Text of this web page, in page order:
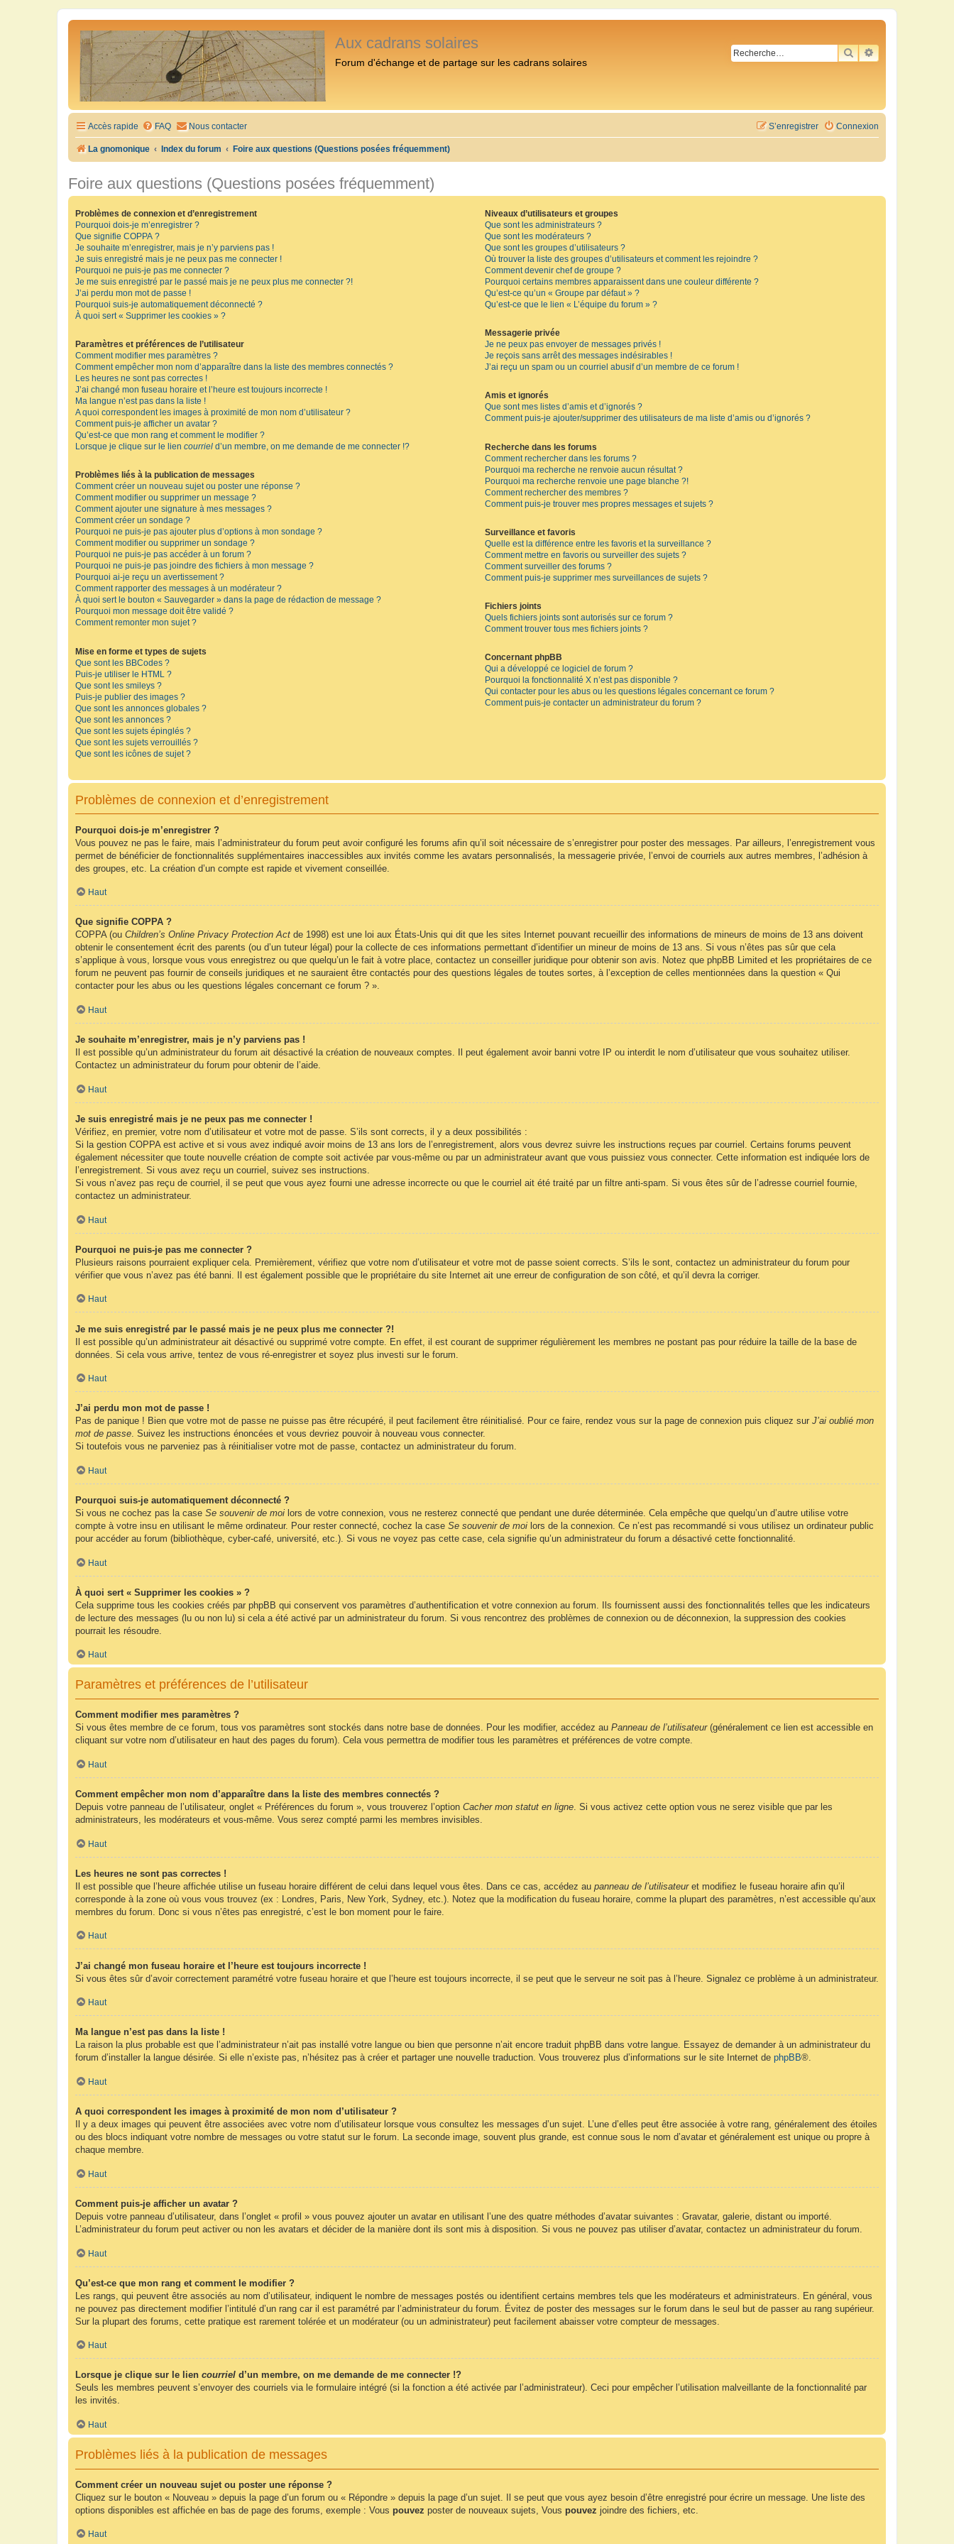
Aux cadrans solaires
Forum d'échange et de partage sur les cadrans solaires
RECHERCHER
RECHERCHE
Accès rapide FAQ Nous contacter Connexion
S’enregistrer
La gnomonique Index du forum Foire aux questions (Questions posées fréquemment)
Foire aux questions (Questions posées fréquemment)
Problèmes de connexion et d’enregistrement
Pourquoi dois-je m’enregistrer ?
Que signifie COPPA ?
Je souhaite m’enregistrer, mais je n’y parviens pas !
Je suis enregistré mais je ne peux pas me connecter !
Pourquoi ne puis-je pas me connecter ?
Je me suis enregistré par le passé mais je ne peux plus me connecter ?!
J’ai perdu mon mot de passe !
Pourquoi suis-je automatiquement déconnecté ?
À quoi sert « Supprimer les cookies » ?
Paramètres et préférences de l’utilisateur
Comment modifier mes paramètres ?
Comment empêcher mon nom d’apparaître dans la liste des membres connectés ?
Les heures ne sont pas correctes !
J’ai changé mon fuseau horaire et l’heure est toujours incorrecte !
Ma langue n’est pas dans la liste !
A quoi correspondent les images à proximité de mon nom d’utilisateur ?
Comment puis-je afficher un avatar ?
Qu’est-ce que mon rang et comment le modifier ?
Lorsque je clique sur le lien courriel d’un membre, on me demande de me connecter !?
Problèmes liés à la publication de messages
Comment créer un nouveau sujet ou poster une réponse ?
Comment modifier ou supprimer un message ?
Comment ajouter une signature à mes messages ?
Comment créer un sondage ?
Pourquoi ne puis-je pas ajouter plus d’options à mon sondage ?
Comment modifier ou supprimer un sondage ?
Pourquoi ne puis-je pas accéder à un forum ?
Pourquoi ne puis-je pas joindre des fichiers à mon message ?
Pourquoi ai-je reçu un avertissement ?
Comment rapporter des messages à un modérateur ?
À quoi sert le bouton « Sauvegarder » dans la page de rédaction de message ?
Pourquoi mon message doit être validé ?
Comment remonter mon sujet ?
Mise en forme et types de sujets
Que sont les BBCodes ?
Puis-je utiliser le HTML ?
Que sont les smileys ?
Puis-je publier des images ?
Que sont les annonces globales ?
Que sont les annonces ?
Que sont les sujets épinglés ?
Que sont les sujets verrouillés ?
Que sont les icônes de sujet ?
Niveaux d’utilisateurs et groupes
Que sont les administrateurs ?
Que sont les modérateurs ?
Que sont les groupes d’utilisateurs ?
Où trouver la liste des groupes d’utilisateurs et comment les rejoindre ?
Comment devenir chef de groupe ?
Pourquoi certains membres apparaissent dans une couleur différente ?
Qu’est-ce qu’un « Groupe par défaut » ?
Qu’est-ce que le lien « L’équipe du forum » ?
Messagerie privée
Je ne peux pas envoyer de messages privés !
Je reçois sans arrêt des messages indésirables !
J’ai reçu un spam ou un courriel abusif d’un membre de ce forum !
Amis et ignorés
Que sont mes listes d’amis et d’ignorés ?
Comment puis-je ajouter/supprimer des utilisateurs de ma liste d’amis ou d’ignorés ?
Recherche dans les forums
Comment rechercher dans les forums ?
Pourquoi ma recherche ne renvoie aucun résultat ?
Pourquoi ma recherche renvoie une page blanche ?!
Comment rechercher des membres ?
Comment puis-je trouver mes propres messages et sujets ?
Surveillance et favoris
Quelle est la différence entre les favoris et la surveillance ?
Comment mettre en favoris ou surveiller des sujets ?
Comment surveiller des forums ?
Comment puis-je supprimer mes surveillances de sujets ?
Fichiers joints
Quels fichiers joints sont autorisés sur ce forum ?
Comment trouver tous mes fichiers joints ?
Concernant phpBB
Qui a développé ce logiciel de forum ?
Pourquoi la fonctionnalité X n’est pas disponible ?
Qui contacter pour les abus ou les questions légales concernant ce forum ?
Comment puis-je contacter un administrateur du forum ?
Problèmes de connexion et d’enregistrement
Pourquoi dois-je m’enregistrer ?
Vous pouvez ne pas le faire, mais l’administrateur du forum peut avoir configuré les forums afin qu’il soit nécessaire de s’enregistrer pour poster des messages. Par ailleurs, l’enregistrement vous
permet de bénéficier de fonctionnalités supplémentaires inaccessibles aux invités comme les avatars personnalisés, la messagerie privée, l’envoi de courriels aux autres membres, l’adhésion à
des groupes, etc. La création d’un compte est rapide et vivement conseillée.
Haut
Que signifie COPPA ?
COPPA (ou Children’s Online Privacy Protection Act de 1998) est une loi aux États-Unis qui dit que les sites Internet pouvant recueillir des informations de mineurs de moins de 13 ans doivent
obtenir le consentement écrit des parents (ou d’un tuteur légal) pour la collecte de ces informations permettant d’identifier un mineur de moins de 13 ans. Si vous n’êtes pas sûr que cela
s’applique à vous, lorsque vous vous enregistrez ou que quelqu’un le fait à votre place, contactez un conseiller juridique pour obtenir son avis. Notez que phpBB Limited et les propriétaires de ce
forum ne peuvent pas fournir de conseils juridiques et ne sauraient être contactés pour des questions légales de toutes sortes, à l’exception de celles mentionnées dans la question « Qui
contacter pour les abus ou les questions légales concernant ce forum ? ».
Haut
Je souhaite m’enregistrer, mais je n’y parviens pas !
Il est possible qu’un administrateur du forum ait désactivé la création de nouveaux comptes. Il peut également avoir banni votre IP ou interdit le nom d’utilisateur que vous souhaitez utiliser.
Contactez un administrateur du forum pour obtenir de l’aide.
Haut
Je suis enregistré mais je ne peux pas me connecter !
Vérifiez, en premier, votre nom d’utilisateur et votre mot de passe. S’ils sont corrects, il y a deux possibilités :
Si la gestion COPPA est active et si vous avez indiqué avoir moins de 13 ans lors de l’enregistrement, alors vous devrez suivre les instructions reçues par courriel. Certains forums peuvent
également nécessiter que toute nouvelle création de compte soit activée par vous-même ou par un administrateur avant que vous puissiez vous connecter. Cette information est indiquée lors de
l’enregistrement. Si vous avez reçu un courriel, suivez ses instructions.
Si vous n’avez pas reçu de courriel, il se peut que vous ayez fourni une adresse incorrecte ou que le courriel ait été traité par un filtre anti-spam. Si vous êtes sûr de l’adresse courriel fournie,
contactez un administrateur.
Haut
Pourquoi ne puis-je pas me connecter ?
Plusieurs raisons pourraient expliquer cela. Premièrement, vérifiez que votre nom d’utilisateur et votre mot de passe soient corrects. S’ils le sont, contactez un administrateur du forum pour
vérifier que vous n’avez pas été banni. Il est également possible que le propriétaire du site Internet ait une erreur de configuration de son côté, et qu’il devra la corriger.
Haut
Je me suis enregistré par le passé mais je ne peux plus me connecter ?!
Il est possible qu’un administrateur ait désactivé ou supprimé votre compte. En effet, il est courant de supprimer régulièrement les membres ne postant pas pour réduire la taille de la base de
données. Si cela vous arrive, tentez de vous ré-enregistrer et soyez plus investi sur le forum.
Haut
J’ai perdu mon mot de passe !
Pas de panique ! Bien que votre mot de passe ne puisse pas être récupéré, il peut facilement être réinitialisé. Pour ce faire, rendez vous sur la page de connexion puis cliquez sur J’ai oublié mon
mot de passe. Suivez les instructions énoncées et vous devriez pouvoir à nouveau vous connecter.
Si toutefois vous ne parveniez pas à réinitialiser votre mot de passe, contactez un administrateur du forum.
Haut
Pourquoi suis-je automatiquement déconnecté ?
Si vous ne cochez pas la case Se souvenir de moi lors de votre connexion, vous ne resterez connecté que pendant une durée déterminée. Cela empêche que quelqu’un d’autre utilise votre
compte à votre insu en utilisant le même ordinateur. Pour rester connecté, cochez la case Se souvenir de moi lors de la connexion. Ce n’est pas recommandé si vous utilisez un ordinateur public
pour accéder au forum (bibliothèque, cyber-café, université, etc.). Si vous ne voyez pas cette case, cela signifie qu’un administrateur du forum a désactivé cette fonctionnalité.
Haut
À quoi sert « Supprimer les cookies » ?
Cela supprime tous les cookies créés par phpBB qui conservent vos paramètres d’authentification et votre connexion au forum. Ils fournissent aussi des fonctionnalités telles que les indicateurs
de lecture des messages (lu ou non lu) si cela a été activé par un administrateur du forum. Si vous rencontrez des problèmes de connexion ou de déconnexion, la suppression des cookies
pourrait les résoudre.
Haut
Paramètres et préférences de l’utilisateur
Comment modifier mes paramètres ?
Si vous êtes membre de ce forum, tous vos paramètres sont stockés dans notre base de données. Pour les modifier, accédez au Panneau de l’utilisateur(généralement ce lien est accessible en
cliquant sur votre nom d’utilisateur en haut des pages du forum). Cela vous permettra de modifier tous les paramètres et préférences de votre compte.
Haut
Comment empêcher mon nom d’apparaître dans la liste des membres connectés ?
Depuis votre panneau de l’utilisateur, onglet « Préférences du forum », vous trouverez l’option Cacher mon statut en ligne. Si vous activez cette option vous ne serez visible que par les
administrateurs, les modérateurs et vous-même. Vous serez compté parmi les membres invisibles.
Haut
Les heures ne sont pas correctes !
Il est possible que l’heure affichée utilise un fuseau horaire différent de celui dans lequel vous êtes. Dans ce cas, accédez au panneau de l’utilisateuret modifiez le fuseau horaire afin qu’il
corresponde à la zone où vous vous trouvez (ex : Londres, Paris, New York, Sydney, etc.). Notez que la modification du fuseau horaire, comme la plupart des paramètres, n’est accessible qu’aux
membres du forum. Donc si vous n’êtes pas enregistré, c’est le bon moment pour le faire.
Haut
J’ai changé mon fuseau horaire et l’heure est toujours incorrecte !
Si vous êtes sûr d’avoir correctement paramétré votre fuseau horaire et que l’heure est toujours incorrecte, il se peut que le serveur ne soit pas à l’heure. Signalez ce problème à un administrateur.
Haut
Ma langue n’est pas dans la liste !
La raison la plus probable est que l’administrateur n’ait pas installé votre langue ou bien que personne n’ait encore traduit phpBB dans votre langue. Essayez de demander à un administrateur du
forum d’installer la langue désirée. Si elle n’existe pas, n’hésitez pas à créer et partager une nouvelle traduction. Vous trouverez plus d’informations sur le site Internet de phpBB®.
Haut
A quoi correspondent les images à proximité de mon nom d’utilisateur ?
Il y a deux images qui peuvent être associées avec votre nom d’utilisateur lorsque vous consultez les messages d’un sujet. L’une d’elles peut être associée à votre rang, généralement des étoiles
ou des blocs indiquant votre nombre de messages ou votre statut sur le forum. La seconde image, souvent plus grande, est connue sous le nom d’avatar et généralement est unique ou propre à
chaque membre.
Haut
Comment puis-je afficher un avatar ?
Depuis votre panneau d’utilisateur, dans l’onglet « profil » vous pouvez ajouter un avatar en utilisant l’une des quatre méthodes d’avatar suivantes : Gravatar, galerie, distant ou importé.
L’administrateur du forum peut activer ou non les avatars et décider de la manière dont ils sont mis à disposition. Si vous ne pouvez pas utiliser d’avatar, contactez un administrateur du forum.
Haut
Qu’est-ce que mon rang et comment le modifier ?
Les rangs, qui peuvent être associés au nom d’utilisateur, indiquent le nombre de messages postés ou identifient certains membres tels que les modérateurs et administrateurs. En général, vous
ne pouvez pas directement modifier l’intitulé d’un rang car il est paramétré par l’administrateur du forum. Évitez de poster des messages sur le forum dans le seul but de passer au rang supérieur.
Sur la plupart des forums, cette pratique est rarement tolérée et un modérateur (ou un administrateur) peut facilement abaisser votre compteur de messages.
Haut
Lorsque je clique sur le lien courriel d’un membre, on me demande de me connecter !?
Seuls les membres peuvent s’envoyer des courriels via le formulaire intégré (si la fonction a été activée par l’administrateur). Ceci pour empêcher l’utilisation malveillante de la fonctionnalité par
les invités.
Haut
Problèmes liés à la publication de messages
Comment créer un nouveau sujet ou poster une réponse ?
Cliquez sur le bouton « Nouveau » depuis la page d’un forum ou « Répondre » depuis la page d’un sujet. Il se peut que vous ayez besoin d’être enregistré pour écrire un message. Une liste des
options disponibles est affichée en bas de page des forums, exemple : Vous pouvez poster de nouveaux sujets, Vous pouvez joindre des fichiers, etc.
Haut